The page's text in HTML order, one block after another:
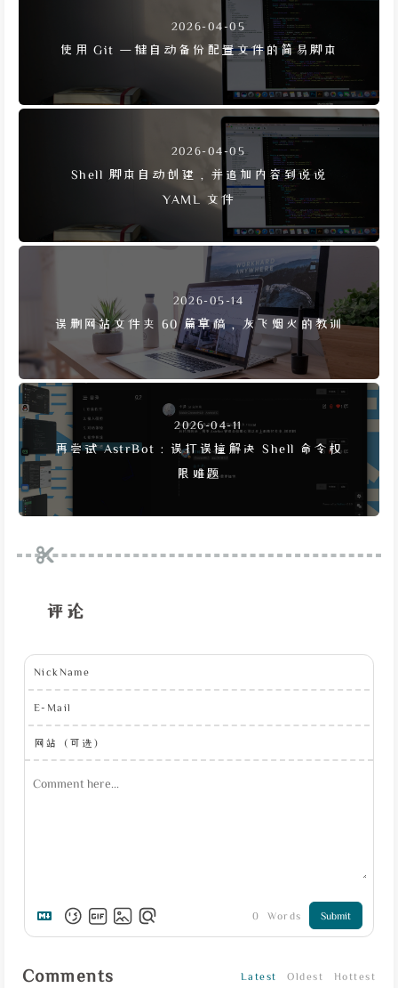
2026-04-05
使用 Git 一键自动备份配置文件的简易脚本
2026-04-05
Shell 脚本自动创建，并追加内容到说说
YAML 文件
2026-05-14
误删网站文件夹 60 篇草稿，灰飞烟灭的教训
2026-04-11
再尝试 AstrBot：误打误撞解决 Shell 命令权
限难题
评论
NickName
E-Mail
网站（可选）
0 Words Submit
Comments Latest Oldest Hottest